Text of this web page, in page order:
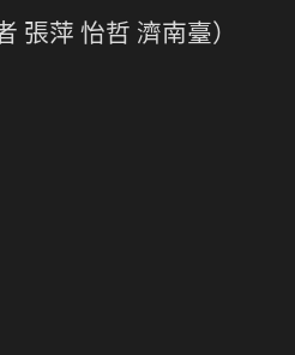
萍 怡哲 濟南臺）